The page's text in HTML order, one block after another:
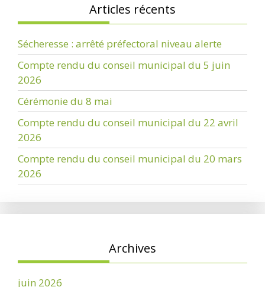
Articles récents
Sécheresse : arrêté préfectoral niveau alerte
Compte rendu du conseil municipal du 5 juin
2026
Cérémonie du 8 mai
Compte rendu du conseil municipal du 22 avril
2026
Compte rendu du conseil municipal du 20 mars
2026
Archives
juin 2026